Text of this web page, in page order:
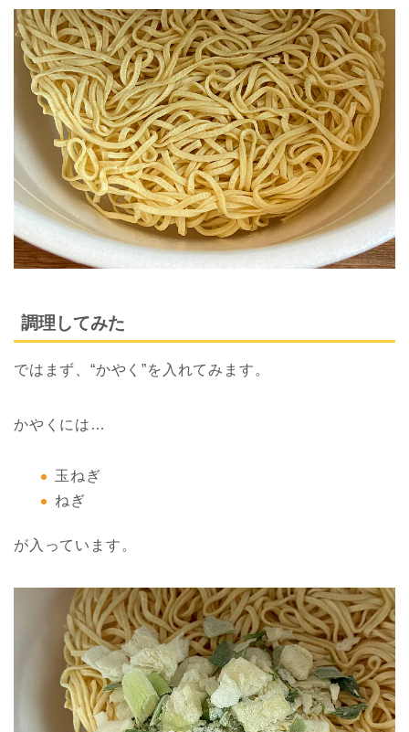
調理してみた
ではまず、“かやく”を入れてみます。
かやくには…
玉ねぎ
ねぎ
が入っています。